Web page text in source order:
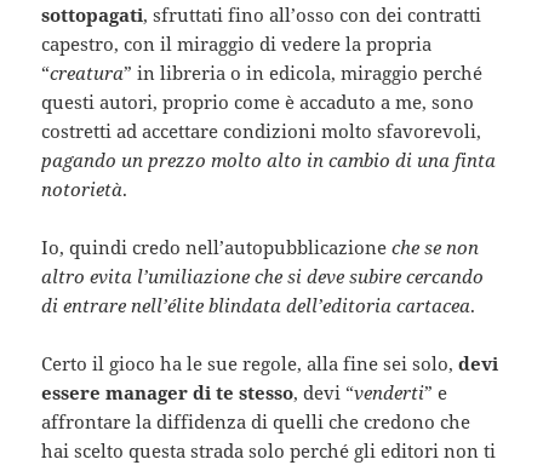
sottopagati, sfruttati fino all’osso con dei contratti
capestro, con il miraggio di vedere la propria
“creatura” in libreria o in edicola, miraggio perché
questi autori, proprio come è accaduto a me, sono
costretti ad accettare condizioni molto sfavorevoli,
pagando un prezzo molto alto in cambio di una finta
notorietà.
Io, quindi credo nell’autopubblicazioneche se non
altro evita l’umiliazione che si deve subire cercando
di entrare nell’élite blindata dell’editoria cartacea.
Certo il gioco ha le sue regole, alla fine sei solo,devi
essere manager di te stesso, devi “venderti” e
affrontare la diffidenza di quelli che credono che
hai scelto questa strada solo perché gli editori non ti